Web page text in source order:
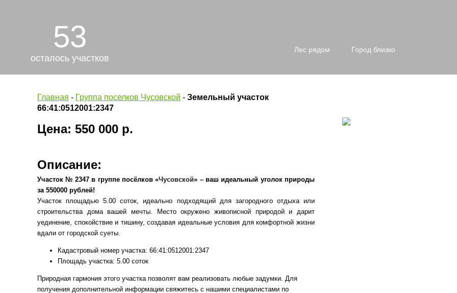
53
осталось участков
Лес рядом Город близко
Главная - Группа поселков Чусовской - Земельный участок
66:41:0512001:2347
Цена: 550 000 р.
Описание:
Участок № 2347 в группе посёлков «Чусовской» – ваш идеальный уголок природы
за 550000 рублей!
Участок площадью 5.00 соток, идеально подходящий для загородного отдыха или
строительства дома вашей мечты. Место окружено живописной природой и дарит
уединение, спокойствие и тишину, создавая идеальные условия для комфортной жизни
вдали от городской суеты.
Кадастровый номер участка: 66:41:0512001:2347
Площадь участка: 5.00 соток
Природная гармония этого участка позволят вам реализовать любые задумки. Для
получения дополнительной информации свяжитесь с нашими специалистами по